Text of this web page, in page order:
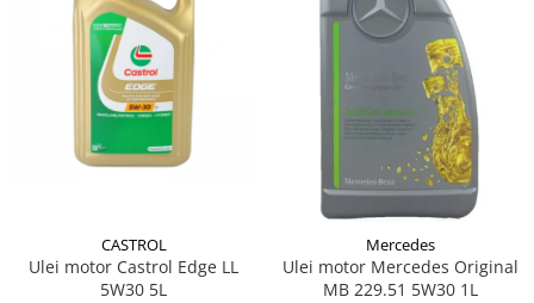
CASTROL
Ulei motor Castrol Edge LL
5W30 5L
Mercedes
Ulei motor Mercedes Original
MB 229.51 5W30 1L